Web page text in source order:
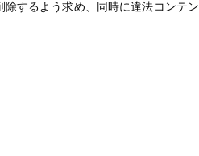
するよう求め、同時に違法コンテン